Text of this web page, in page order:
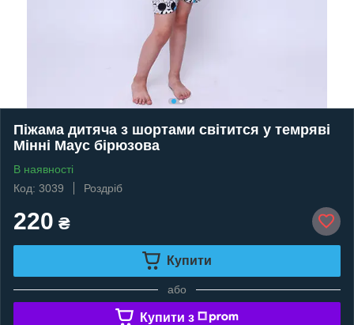
Піжама дитяча з шортами світится у темряві
Мінні Маус бірюзова
В наявності
Код: 3039
Роздріб
220 ₴
Купити
або
Купити з